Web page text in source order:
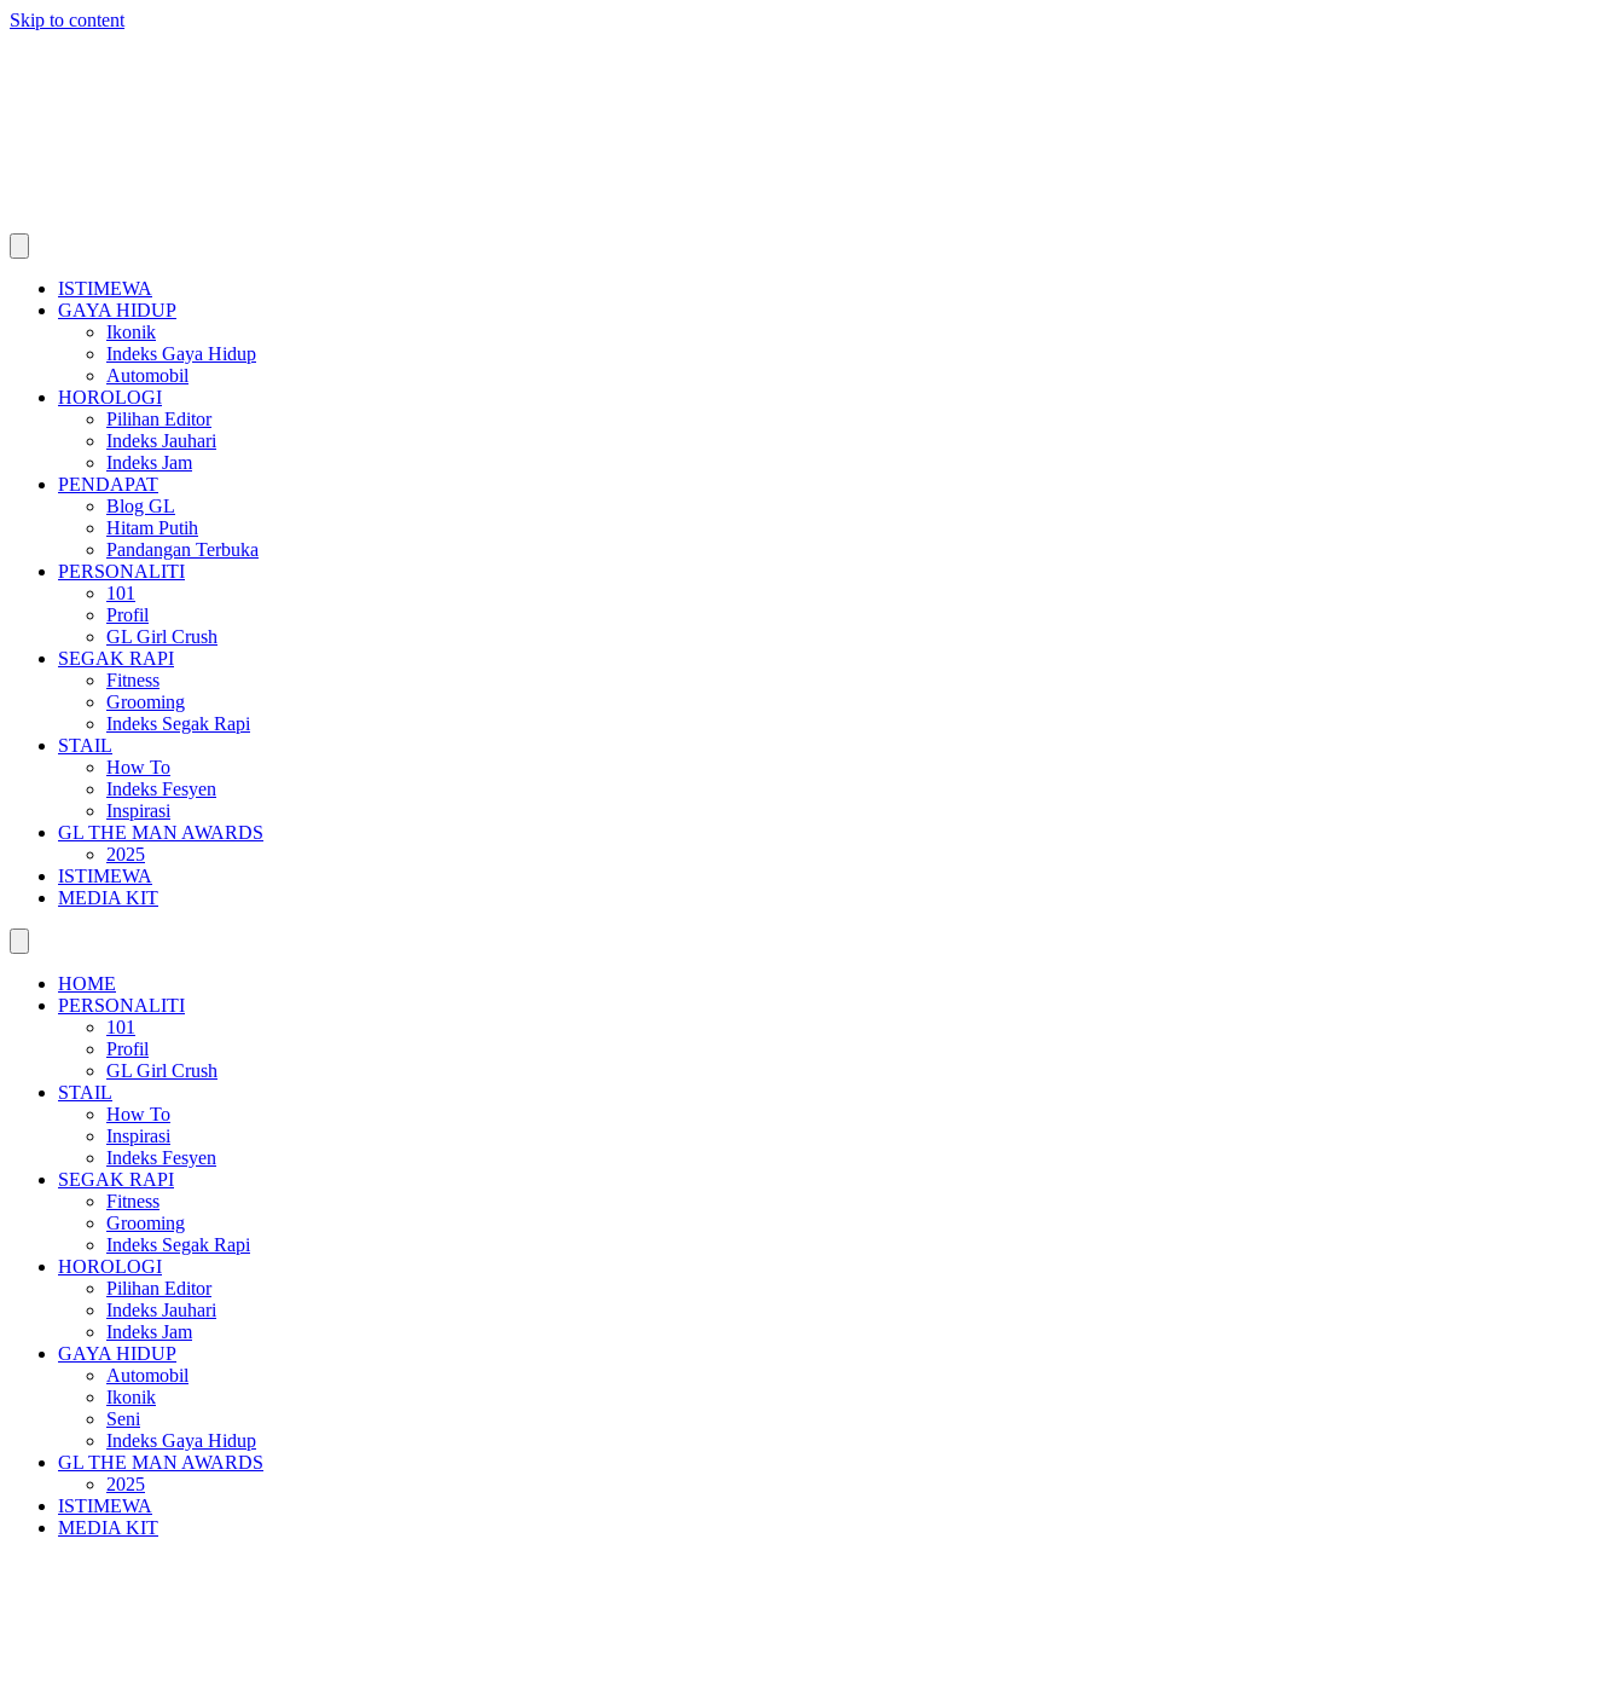
Skip to content
ISTIMEWA
GAYA HIDUP
Ikonik
Indeks Gaya Hidup
Automobil
HOROLOGI
Pilihan Editor
Indeks Jauhari
Indeks Jam
PENDAPAT
Blog GL
Hitam Putih
Pandangan Terbuka
PERSONALITI
101
Profil
GL Girl Crush
SEGAK RAPI
Fitness
Grooming
Indeks Segak Rapi
STAIL
How To
Indeks Fesyen
Inspirasi
GL THE MAN AWARDS
2025
ISTIMEWA
MEDIA KIT
HOME
PERSONALITI
101
Profil
GL Girl Crush
STAIL
How To
Inspirasi
Indeks Fesyen
SEGAK RAPI
Fitness
Grooming
Indeks Segak Rapi
HOROLOGI
Pilihan Editor
Indeks Jauhari
Indeks Jam
GAYA HIDUP
Automobil
Ikonik
Seni
Indeks Gaya Hidup
GL THE MAN AWARDS
2025
ISTIMEWA
MEDIA KIT